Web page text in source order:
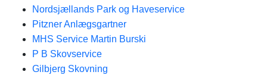
Nordsjællands Park og Haveservice
Pitzner Anlægsgartner
MHS Service Martin Burski
P B Skovservice
Gilbjerg Skovning